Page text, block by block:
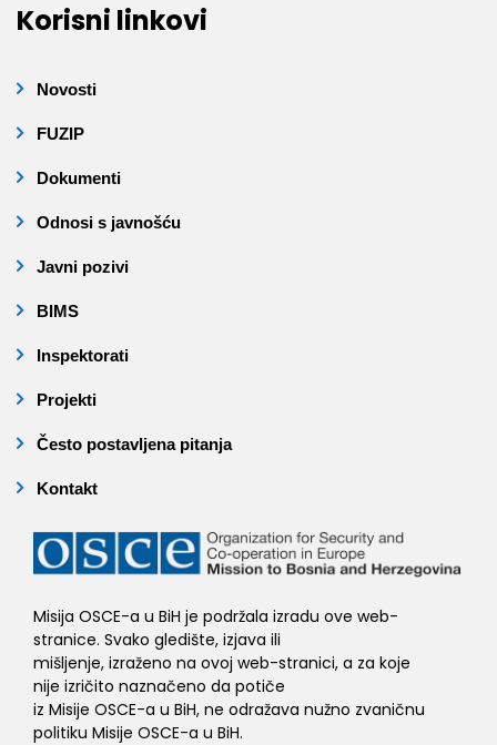
Korisni linkovi
Novosti
FUZIP
Dokumenti
Odnosi s javnošću
Javni pozivi
BIMS
Inspektorati
Projekti
Često postavljena pitanja
Kontakt
Misija OSCE-a u BiH je podržala izradu ove web-
stranice. Svako gledište, izjava ili
mišljenje, izraženo na ovoj web-stranici, a za koje
nije izričito naznačeno da potiče
iz Misije OSCE-a u BiH, ne odražava nužno zvaničnu
politiku Misije OSCE-a u BiH.